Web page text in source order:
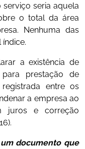
seria aquela
o total da área
Nenhuma das
a existência de
prestação de
entre os
a empresa ao
juros e correção
documento que